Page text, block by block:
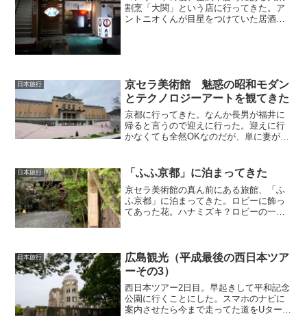
割烹「大関」という店に行ってきた。ア
ントニオくんが目星をつけていた居酒屋
日本旅行
京セラ美術館 魅惑の昭和モダン
とテクノロジーアートを観てきた
京都に行ってきた。なんか長男が福井に
帰ると言うので迎えに行った。迎えに行
かなくても全然OKなのだが、単に妻が京
うので半強制的に連れて行った。今回や
っていたのは「魅惑の昭...
日本旅行 「ふふ京都」に泊まってきた
京セラ美術館の真ん前にある旅館、「ふ
ふ京都」に泊まってきた。ロビーに飾っ
てあった花。ハナミズキ？ロビーの一角
ていて滑りそうで怖かった（...
日本旅行
広島観光（平成最後の西日本ツア
ーその3）
西日本ツアー2日目。早起きして平和記念
公園に行くことにした。スマホのナビに
案内させたら今まで走ってた道をUターン